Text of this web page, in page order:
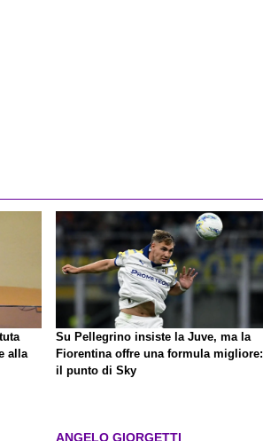
alla
Su Pellegrino insiste la Juve, ma la
Fiorentina offre una formula migliore:
il punto di Sky
ANGELO GIORGETTI